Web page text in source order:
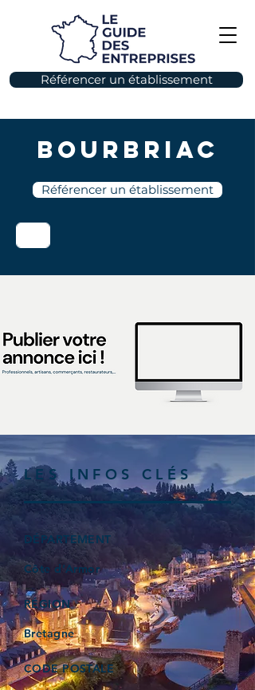
Référencer un établissement
Bourbriac
Référencer un établissement
LES INFOS CLÉS
DÉPARTEMENT
Côte d’Armor
RÉGION
Bretagne
CODE POSTALE